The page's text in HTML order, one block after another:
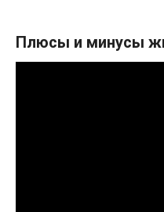
Плюсы и минусы